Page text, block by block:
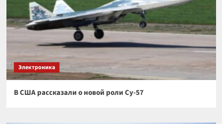
Электроника
В США рассказали о новой роли Су-57